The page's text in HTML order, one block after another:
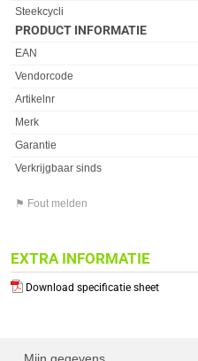
Steekcycli
PRODUCT INFORMATIE
EAN
Vendorcode
Artikelnr
Merk
Garantie
Verkrijgbaar sinds
⚑ Fout melden
EXTRA INFORMATIE
Download specificatie sheet